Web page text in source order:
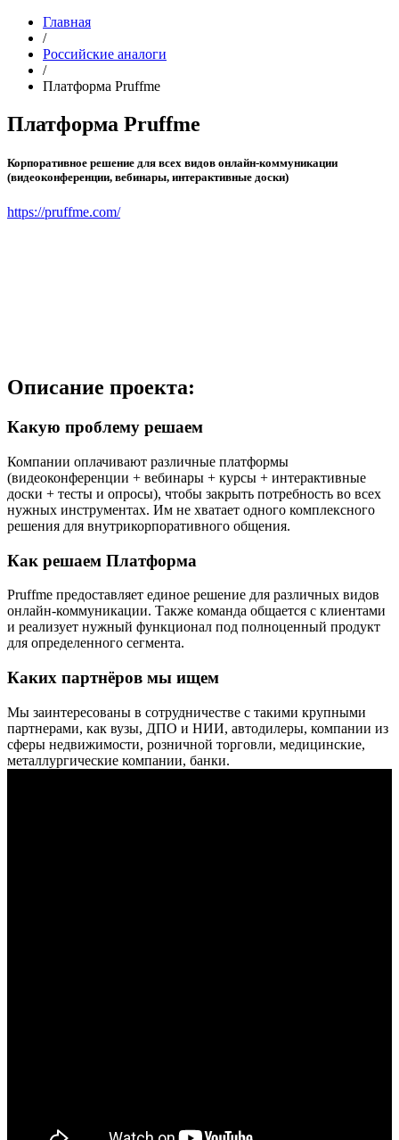
Главная
/
Российские аналоги
/
Платформа Pruffme
Платформа Pruffme
Корпоративное решение для всех видов онлайн-коммуникации
(видеоконференции, вебинары, интерактивные доски)
https://pruffme.com/
Описание проекта:
Какую проблему решаем
Компании оплачивают различные платформы
(видеоконференции + вебинары + курсы + интерактивные
доски + тесты и опросы), чтобы закрыть потребность во всех
нужных инструментах. Им не хватает одного комплексного
решения для внутрикорпоративного общения.
Как решаем Платформа
Pruffme предоставляет единое решение для различных видов
онлайн-коммуникации. Также команда общается с клиентами
и реализует нужный функционал под полноценный продукт
для определенного сегмента.
Каких партнёров мы ищем
Мы заинтересованы в сотрудничестве с такими крупными
партнерами, как вузы, ДПО и НИИ, автодилеры, компании из
сферы недвижимости, розничной торговли, медицинские,
металлургические компании, банки.